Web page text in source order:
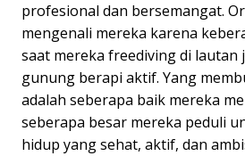
profesional dan bersemangat.
mengenali mereka karena
saat mereka freediving di lautan
gunung berapi aktif. Yang
adalah seberapa baik mereka
seberapa besar mereka peduli
hidup yang sehat, aktif, dan